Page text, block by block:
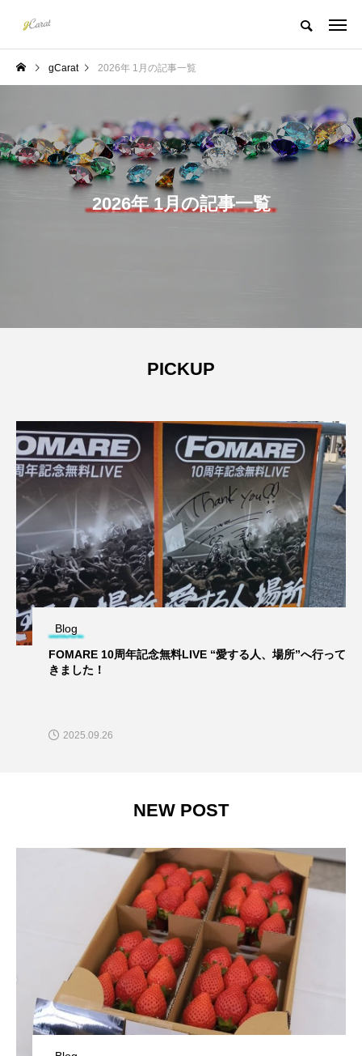
gCarat 2026年 1月の記事一覧
2026年 1月の記事一覧
PICKUP
Blog
FOMARE 10周年記念無料LIVE “愛する人、場所”へ行って
きました！
2025.09.26
NEW POST